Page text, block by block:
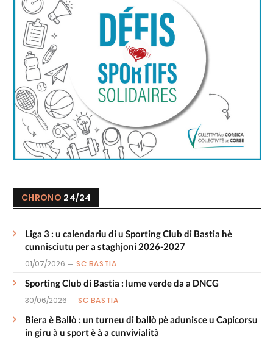
CHRONO 24/24
Liga 3 : u calendariu di u Sporting Club di Bastia hè
cunnisciutu per a staghjoni 2026-2027
01/07/2026 SC BASTIA
Sporting Club di Bastia : lume verde da a DNCG
30/06/2026 SC BASTIA
Biera è Ballò : un turneu di ballò pè adunisce u Capicorsu
in giru à u sport è à a cunvivialità